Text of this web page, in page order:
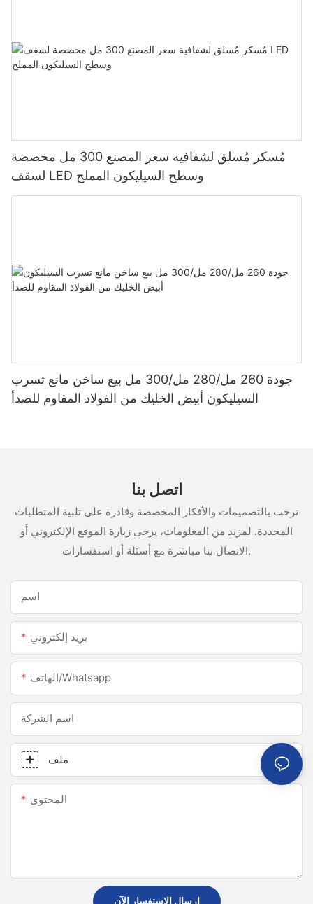
مُسكر مُسلق لشفافية سعر المصنع 300 مل مخصصة
لسقف LED وسطح السيليكون المملح
جودة 260 مل/280 مل/300 مل بيع ساخن مانع تسرب
السيليكون أبيض الخليك من الفولاذ المقاوم للصدأ
اتصل بنا
نرحب بالتصميمات والأفكار المخصصة وقادرة على تلبية المتطلبات
المحددة. لمزيد من المعلومات، يرجى زيارة الموقع الإلكتروني أو
الاتصال بنا مباشرة مع أسئلة أو استفسارات.
اسم
بريد إلكتروني
الهاتف/whatsapp
اسم الشركة
ملف
المحتوى
إرسال الاستفسار الآن